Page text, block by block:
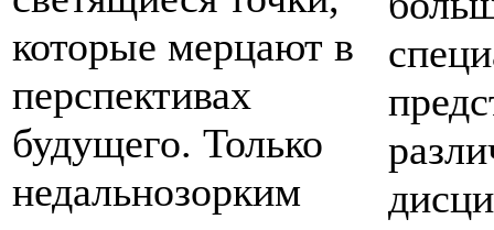
которые мерцают в
перспективах
будущего. Только
недальнозорким